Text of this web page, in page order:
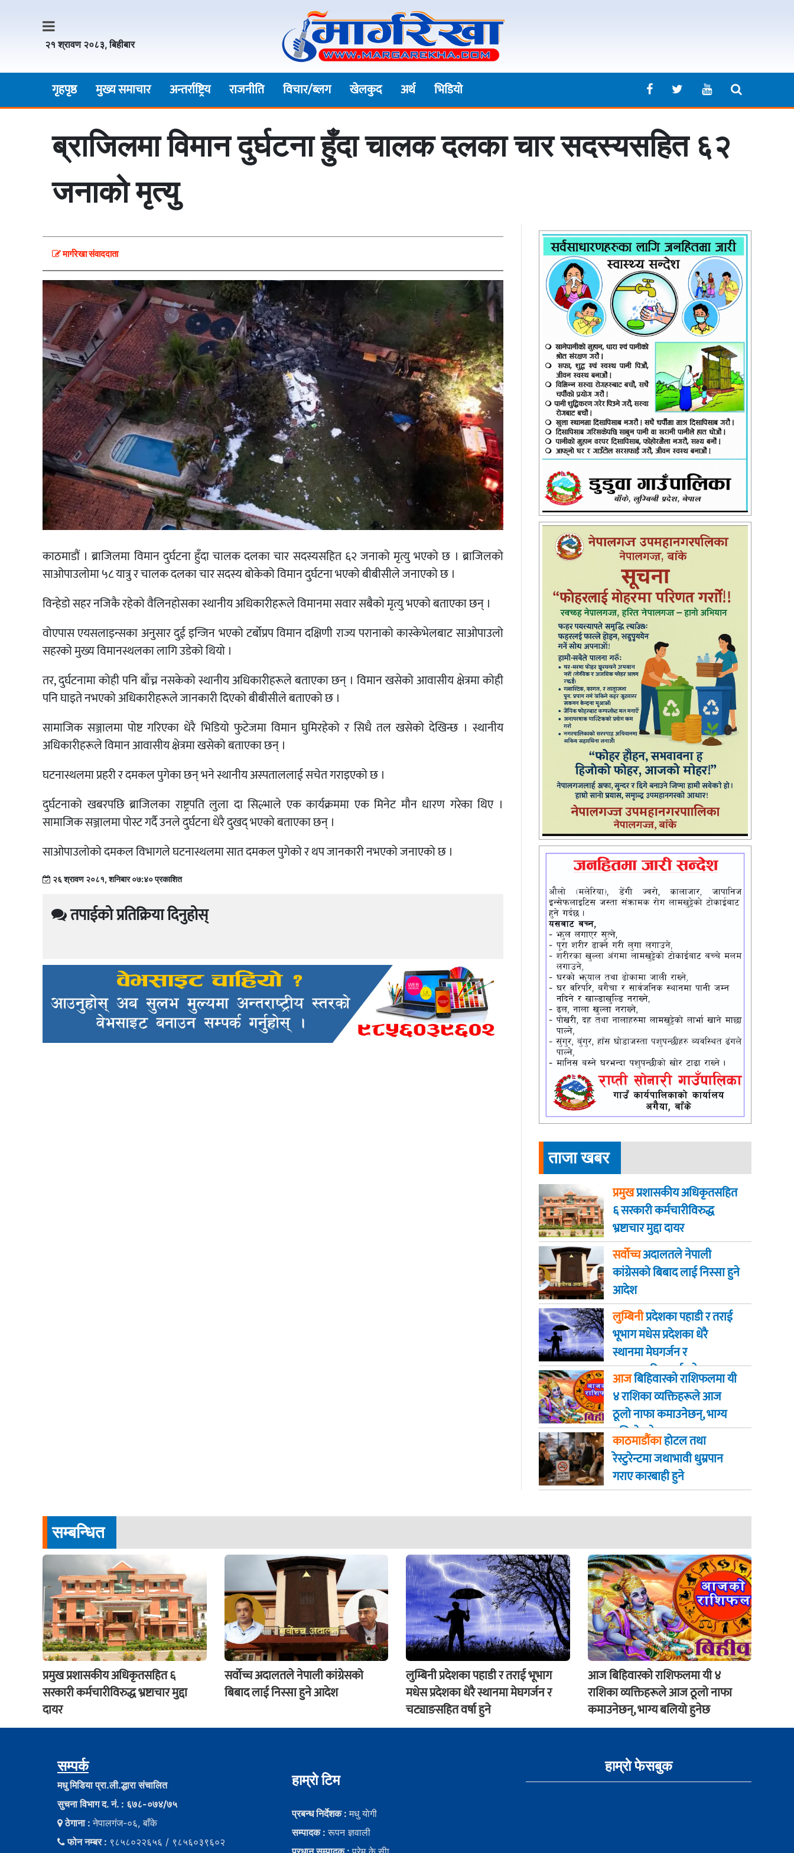
२१ श्रावण २०८३, बिहीबार
गृहपृष्ठ मुख्य समाचार अन्तर्राष्ट्रिय राजनीति विचार/ब्लग खेलकुद अर्थ भिडियाे
ब्राजिलमा विमान दुर्घटना हुँदा चालक दलका चार सदस्यसहित ६२
जनाको मृत्यु
मार्गरेखा संवाददाता
काठमाडौं । ब्राजिलमा विमान दुर्घटना हुँदा चालक दलका चार सदस्यसहित ६२ जनाको मृत्यु भएको छ । ब्राजिलको
साओपाउलोमा ५८ यात्रु र चालक दलका चार सदस्य बोकेको विमान दुर्घटना भएको बीबीसीले जनाएको छ ।
विन्हेडो सहर नजिकै रहेको वैलिनहोसका स्थानीय अधिकारीहरूले विमानमा सवार सबैको मृत्यु भएको बताएका छन् ।
वोएपास एयसलाइन्सका अनुसार दुई इन्जिन भएको टर्बोप्रप विमान दक्षिणी राज्य परानाको कास्केभेलबाट साओपाउलो
सहरको मुख्य विमानस्थलका लागि उडेको थियो ।
तर, दुर्घटनामा कोही पनि बाँच्न नसकेको स्थानीय अधिकारीहरूले बताएका छन् । विमान खसेको आवासीय क्षेत्रमा कोही
पनि घाइते नभएको अधिकारीहरूले जानकारी दिएको बीबीसीले बताएको छ ।
सामाजिक सञ्जालमा पोष्ट गरिएका धेरै भिडियो फुटेजमा विमान घुमिरहेको र सिधै तल खसेको देखिन्छ । स्थानीय
अधिकारीहरूले विमान आवासीय क्षेत्रमा खसेको बताएका छन् ।
घटनास्थलमा प्रहरी र दमकल पुगेका छन् भने स्थानीय अस्पताललाई सचेत गराइएको छ ।
दुर्घटनाको खबरपछि ब्राजिलका राष्ट्रपति लुला दा सिल्भाले एक कार्यक्रममा एक मिनेट मौन धारण गरेका थिए ।
सामाजिक सञ्जालमा पोस्ट गर्दै उनले दुर्घटना धेरै दुखद् भएको बताएका छन् ।
साओपाउलोको दमकल विभागले घटनास्थलमा सात दमकल पुगेको र थप जानकारी नभएको जनाएको छ ।
२६ श्रावण २०८१, शनिबार ०७:४० प्रकाशित
तपाईको प्रतिक्रिया दिनुहोस्
ताजा खबर
प्रमुखप्रशासकीय अधिकृतसहित
६ सरकारी कर्मचारीविरुद्ध
भ्रष्टाचार मुद्दा दायर
सर्वोच्चअदालतले नेपाली
कांग्रेसको बिबाद लाई निस्सा हुने
आदेश
लुम्बिनीप्रदेशका पहाडी र तराई
भूभाग मधेस प्रदेशका धेरै
स्थानमा मेघगर्जन र
चट्याङसहित वर्षा हुने
आजबिहिवारकाे राशिफलमा यी
४ राशिका व्यक्तिहरूले आज
ठूलो नाफा कमाउनेछन्, भाग्य
बलियो हुनेछ
काठमाडौंकाहोटल तथा
रेस्टुरेन्टमा जथाभावी धुम्रपान
गराए कारबाही हुने
सम्बन्धित
प्रमुख प्रशासकीय अधिकृतसहित ६
सरकारी कर्मचारीविरुद्ध भ्रष्टाचार मुद्दा
दायर
सर्वोच्च अदालतले नेपाली कांग्रेसको
बिबाद लाई निस्सा हुने आदेश
लुम्बिनी प्रदेशका पहाडी र तराई भूभाग
मधेस प्रदेशका धेरै स्थानमा मेघगर्जन र
चट्याङसहित वर्षा हुने
आज बिहिवारकाे राशिफलमा यी ४
राशिका व्यक्तिहरूले आज ठूलो नाफा
कमाउनेछन्, भाग्य बलियो हुनेछ
सम्पर्क
मधु मिडिया प्रा.ली.द्धारा संचालित
सुचना विभाग द. नं. : ६७८-०७४/७५
ठेगाना :नेपालगंज-०६, बाँके
फोन नम्बर : ९८५८०२२६५६ / ९८५६०३९६०२
हाम्राे टिम
प्रबन्ध निर्देशक :मधु याेगी
सम्पादक :रूपन ज्ञवाली
हाम्राे फेसबुक